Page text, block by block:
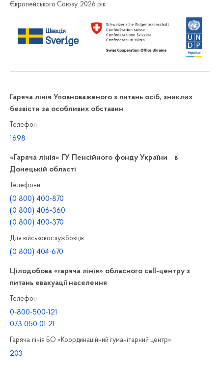
Європейського Союзу. 2026 рік
Гаряча лінія Уповноваженого з питань осіб, зниклих
безвісти за особливих обставин
Телефон
1698
«Гаряча лінія» ГУ Пенсійного фонду України в
Донецькій області
Телефони
(0 800) 400-870
(0 800) 406-360
(0 800) 400-370
Для військовослужбовців
(0 800) 404-670
Цілодобова «гаряча лінія» обласного call-центру з
питань евакуації населення
Телефон
0-800-500-121
073 050 01 21
Гаряча лінія БО «Координаційний гуманітарний центр»
203